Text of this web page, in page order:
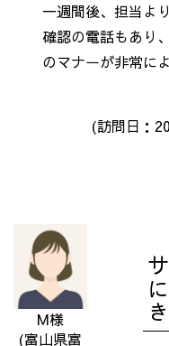
一週間後、担当よ
確認の電話もあり
のマナーが非常に
(訪問日：
M様
(富山県富